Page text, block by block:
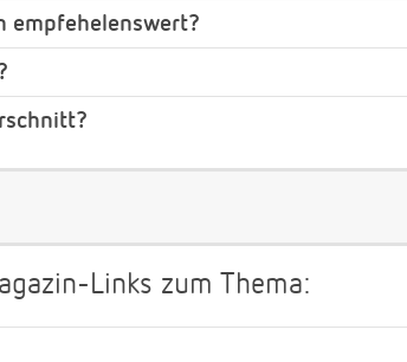
empfehelenswert?
Links zum Thema: